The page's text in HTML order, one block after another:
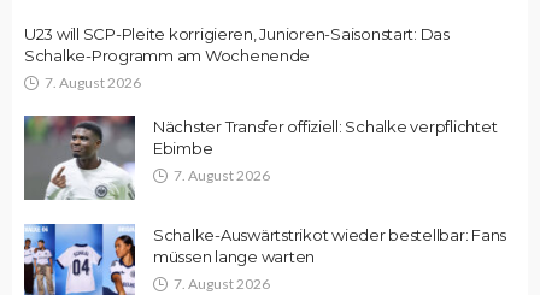
U23 will SCP-Pleite korrigieren, Junioren-Saisonstart: Das
Schalke-Programm am Wochenende
7. August 2026
Nächster Transfer offiziell: Schalke verpflichtet
Ebimbe
7. August 2026
Schalke-Auswärtstrikot wieder bestellbar: Fans
müssen lange warten
7. August 2026